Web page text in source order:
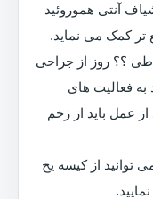
آنتی هموروئید
تر کمک می نماید.
طی ؟؟ روز از جراحی
به فعالیت های
عمل باید از زخم
توانید از کیسه یخ